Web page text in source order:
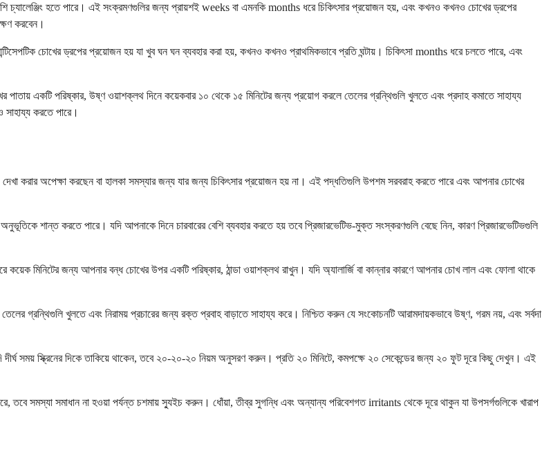
চ্যালেঞ্জিং হতে পারে। এই সংক্রমণগুলির জন্য প্রায়শই weeks বা এমনকি months ধরে চিকিৎসার প্রয়োজন হয়, এবং কখনও কখনও চোখের ড্রপের
করবেন।
চোখের ড্রপের প্রয়োজন হয় যা খুব ঘন ঘন ব্যবহার করা হয়, কখনও কখনও প্রাথমিকভাবে প্রতি ঘন্টায়। চিকিৎসা months ধরে চলতে পারে, এবং
একটি পরিষ্কার, উষ্ণ ওয়াশক্লথ দিনে কয়েকবার ১০ থেকে ১৫ মিনিটের জন্য প্রয়োগ করলে তেলের গ্রন্থিগুলি খুলতে এবং প্রদাহ কমাতে সাহায্য
সাহায্য করতে পারে।
দেখা করার অপেক্ষা করছেন বা হালকা সমস্যার জন্য যার জন্য চিকিৎসার প্রয়োজন হয় না। এই পদ্ধতিগুলি উপশম সরবরাহ করতে পারে এবং আপনার চোখের
শান্ত করতে পারে। যদি আপনাকে দিনে চারবারের বেশি ব্যবহার করতে হয় তবে প্রিজারভেটিভ-মুক্ত সংস্করণগুলি বেছে নিন, কারণ প্রিজারভেটিভগুলি
কয়েক মিনিটের জন্য আপনার বন্ধ চোখের উপর একটি পরিষ্কার, ঠান্ডা ওয়াশক্লথ রাখুন। যদি অ্যালার্জি বা কান্নার কারণে আপনার চোখ লাল এবং ফোলা থাকে
গ্রন্থিগুলি খুলতে এবং নিরাময় প্রচারের জন্য রক্ত ​​প্রবাহ বাড়াতে সাহায্য করে। নিশ্চিত করুন যে সংকোচনটি আরামদায়কভাবে উষ্ণ, গরম নয়, এবং সর্বদা
সময় স্ক্রিনের দিকে তাকিয়ে থাকেন, তবে ২০-২০-২০ নিয়ম অনুসরণ করুন। প্রতি ২০ মিনিটে, কমপক্ষে ২০ সেকেন্ডের জন্য ২০ ফুট দূরে কিছু দেখুন। এই
সমস্যা সমাধান না হওয়া পর্যন্ত চশমায় স্যুইচ করুন। ধোঁয়া, তীব্র সুগন্ধি এবং অন্যান্য পরিবেশগত irritants থেকে দূরে থাকুন যা উপসর্গগুলিকে খারাপ